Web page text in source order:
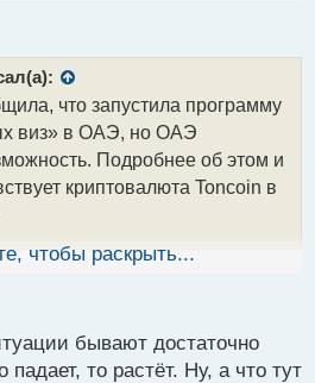
что запустила программу
виз» в ОАЭ, но ОАЭ
Подробнее об этом и
криптовалюта Toncoin в
недавно, буквально вчера
сетей о запуске программы на
на десять лет в ОАЭ при
чтобы раскрыть...
бывают достаточно
падает, то растёт. Ну, а что тут